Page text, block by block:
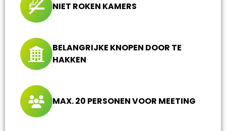
NIET ROKEN KAMERS
BELANGRIJKE KNOPEN DOOR TE
HAKKEN
MAX. 20 PERSONEN VOOR MEETING